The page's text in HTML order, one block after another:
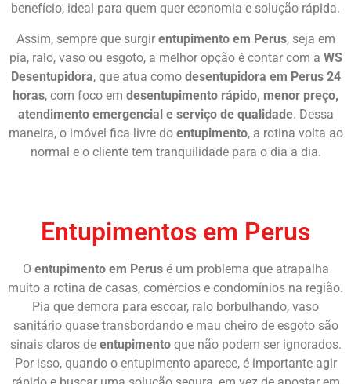
benefício, ideal para quem quer economia e solução rápida.
Assim, sempre que surgir entupimento em Perus, seja em
pia, ralo, vaso ou esgoto, a melhor opção é contar com a WS
Desentupidora, que atua como desentupidora em Perus 24
horas, com foco em desentupimento rápido, menor preço,
atendimento emergencial e serviço de qualidade. Dessa
maneira, o imóvel fica livre do entupimento, a rotina volta ao
normal e o cliente tem tranquilidade para o dia a dia.
Entupimentos em Perus
O entupimento em Perusé um problema que atrapalha
muito a rotina de casas, comércios e condomínios na região.
Pia que demora para escoar, ralo borbulhando, vaso
sanitário quase transbordando e mau cheiro de esgoto são
sinais claros de entupimentoque não podem ser ignorados.
Por isso, quando o entupimento aparece, é importante agir